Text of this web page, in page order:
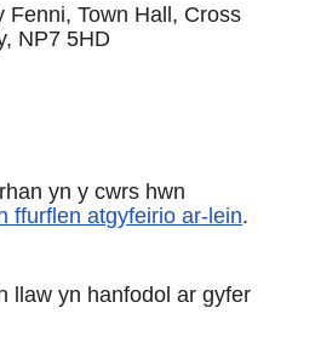
Fenni, Town Hall, Cross
NP7 5HD
yn y cwrs hwn
ffurflen atgyfeirio ar-lein.
llaw yn hanfodol ar gyfer